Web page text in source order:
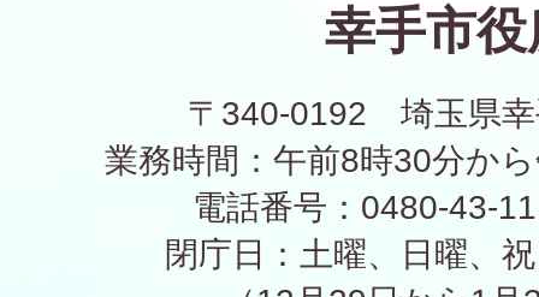
幸手市役
〒340-0192 埼玉県幸
業務時間：午前8時30分か
電話番号：0480-43-
閉庁日：土曜、日曜、